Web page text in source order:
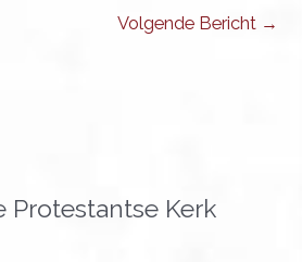
Volgende Bericht →
Protestantse Kerk